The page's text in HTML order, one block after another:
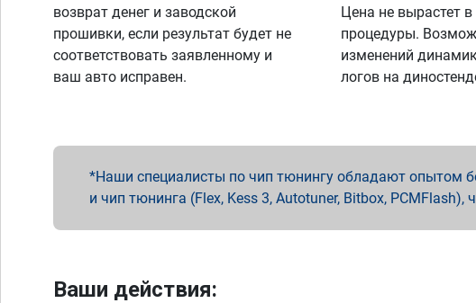
возврат денег и заводской
прошивки, если результат будет не
соответствовать заявленному и
ваш авто исправен.
Цена не вырастет в
процедуры.
изменений
логов на
Наши специалисты по чип тюнингу обладают опытом
и чип тюнинга (Flex, Kess 3, Autotuner, Bitbox,
Ваши действия: